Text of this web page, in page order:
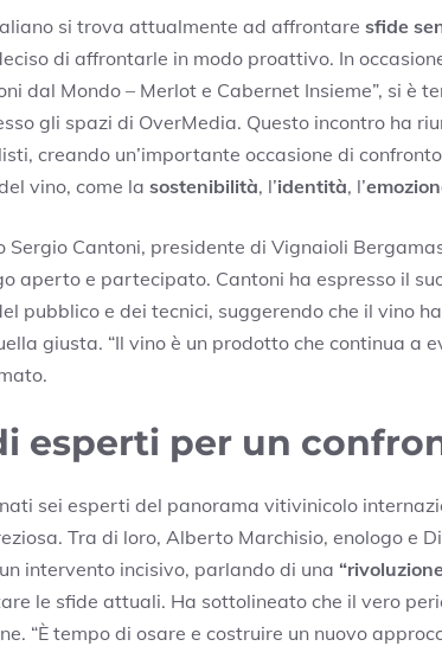
si trova attualmente ad affrontare sfide
di affrontarle in modo proattivo. In
dal Mondo – Merlot e Cabernet Insieme”, si è
gli spazi di OverMedia. Questo incontro ha
creando un’importante occasione di
vino, come la sostenibilità, l’identità, l’
Sergio Cantoni, presidente di Vignaioli
aperto e partecipato. Cantoni ha espresso il
pubblico e dei tecnici, suggerendo che il vino
giusta. “Il vino è un prodotto che continua a
esperti per un
sei esperti del panorama vitivinicolo
Tra di loro, Alberto Marchisio, enologo e
intervento incisivo, parlando di una
le sfide attuali. Ha sottolineato che il vero
“È tempo di osare e costruire un nuovo